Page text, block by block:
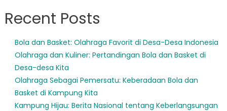
Recent Posts
Bola dan Basket: Olahraga Favorit di Desa-Desa Indonesia
Olahraga dan Kuliner: Pertandingan Bola dan Basket di
Desa-desa Kita
Olahraga Sebagai Pemersatu: Keberadaan Bola dan
Basket di Kampung Kita
Kampung Hijau: Berita Nasional tentang Keberlangsungan